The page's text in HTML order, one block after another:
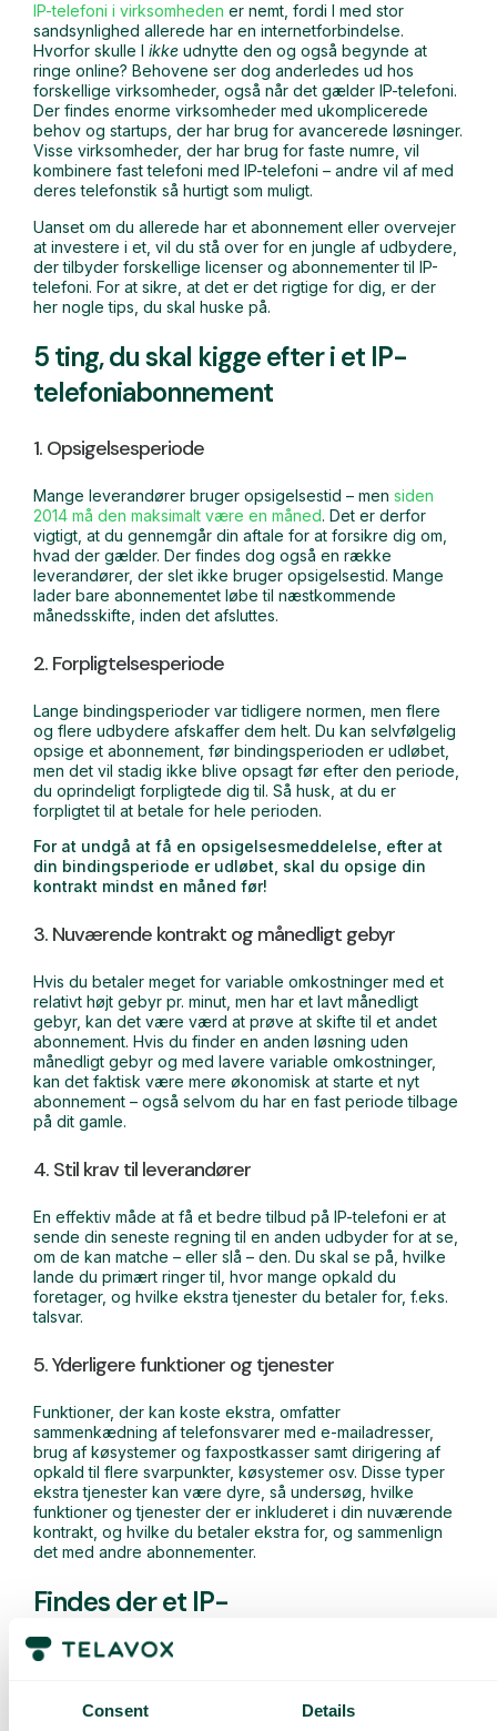
Consent Details
IP-telefoni i virksomheden er nemt, fordi I med stor
sandsynlighed allerede har en internetforbindelse.
Hvorfor skulle I ikke udnytte den og også begynde at
ringe online? Behovene ser dog anderledes ud hos
forskellige virksomheder, også når det gælder IP-telefoni.
Der findes enorme virksomheder med ukomplicerede
behov og startups, der har brug for avancerede løsninger.
Visse virksomheder, der har brug for faste numre, vil
kombinere fast telefoni med IP-telefoni – andre vil af med
deres telefonstik så hurtigt som muligt.
Uanset om du allerede har et abonnement eller overvejer
at investere i et, vil du stå over for en jungle af udbydere,
der tilbyder forskellige licenser og abonnementer til IP-
telefoni. For at sikre, at det er det rigtige for dig, er der
her nogle tips, du skal huske på.
5 ting, du skal kigge efter i et IP-
telefoniabonnement
1. Opsigelsesperiode
Mange leverandører bruger opsigelsestid – men siden
2014 må den maksimalt være en måned. Det er derfor
vigtigt, at du gennemgår din aftale for at forsikre dig om,
hvad der gælder. Der findes dog også en række
leverandører, der slet ikke bruger opsigelsestid. Mange
lader bare abonnementet løbe til næstkommende
månedsskifte, inden det afsluttes.
2. Forpligtelsesperiode
Lange bindingsperioder var tidligere normen, men flere
og flere udbydere afskaffer dem helt. Du kan selvfølgelig
opsige et abonnement, før bindingsperioden er udløbet,
men det vil stadig ikke blive opsagt før efter den periode,
du oprindeligt forpligtede dig til. Så husk, at du er
forpligtet til at betale for hele perioden.
For at undgå at få en opsigelsesmeddelelse, efter at
din bindingsperiode er udløbet, skal du opsige din
kontrakt mindst en måned før!
3. Nuværende kontrakt og månedligt gebyr
Hvis du betaler meget for variable omkostninger med et
relativt højt gebyr pr. minut, men har et lavt månedligt
gebyr, kan det være værd at prøve at skifte til et andet
abonnement. Hvis du finder en anden løsning uden
månedligt gebyr og med lavere variable omkostninger,
kan det faktisk være mere økonomisk at starte et nyt
abonnement – også selvom du har en fast periode tilbage
på dit gamle.
4. Stil krav til leverandører
En effektiv måde at få et bedre tilbud på IP-telefoni er at
sende din seneste regning til en anden udbyder for at se,
om de kan matche – eller slå – den. Du skal se på, hvilke
lande du primært ringer til, hvor mange opkald du
foretager, og hvilke ekstra tjenester du betaler for, f.eks.
talsvar.
5. Yderligere funktioner og tjenester
Funktioner, der kan koste ekstra, omfatter
sammenkædning af telefonsvarer med e-mailadresser,
brug af køsystemer og faxpostkasser samt dirigering af
opkald til flere svarpunkter, køsystemer osv. Disse typer
ekstra tjenester kan være dyre, så undersøg, hvilke
funktioner og tjenester der er inkluderet i din nuværende
kontrakt, og hvilke du betaler ekstra for, og sammenlign
det med andre abonnementer.
Findes der et IP-
telefoniabonnement, der passer til
alle?
Faktisk kan der være abonnementer, der passer til enhver